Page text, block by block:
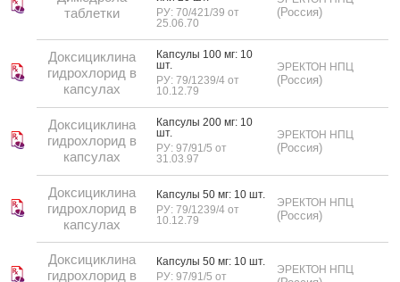
таблетки
РУ: 70/421/39 от
25.06.70
(Россия)
Доксициклина
гидрохлорид в
капсулах
Кап­су­лы 100 мг: 10
шт.
РУ: 79/1239/4 от
10.12.79
ЭРЕКТОН НПЦ
(Россия)
Доксициклина
гидрохлорид в
капсулах
Кап­су­лы 200 мг: 10
шт.
РУ: 97/91/5 от
31.03.97
ЭРЕКТОН НПЦ
(Россия)
Доксициклина
гидрохлорид в
капсулах
Кап­су­лы 50 мг: 10 шт.
РУ: 79/1239/4 от
10.12.79
ЭРЕКТОН НПЦ
(Россия)
Доксициклина
гидрохлорид в
Кап­су­лы 50 мг: 10 шт.
РУ: 97/91/5 от
ЭРЕКТОН НПЦ